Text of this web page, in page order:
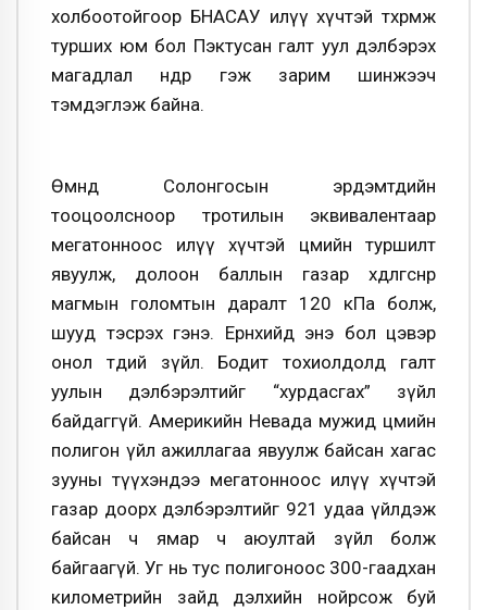
холбоотойгоор БНАСАУ илүү хүчтэй төхөөрөмж
турших юм бол Пэктусан галт уул дэлбэрэх
магадлал өндөр гэж зарим шинжээч
тэмдэглэж байна.
Өмнөд Солонгосын эрдэмтдийн
тооцоолсноор тротилын эквивалентаар
мегатонноос илүү хүчтэй цөмийн туршилт
явуулж, долоон баллын газар хөдөлгөснөөр
магмын голомтын даралт 120 кПа болж,
шууд тэсрэх гэнэ. Ерөнхийдөө энэ бол цэвэр
онол төдий зүйл. Бодит тохиолдолд галт
уулын дэлбэрэлтийг “хурдасгах” зүйл
байдаггүй. Америкийн Невада мужид цөмийн
полигон үйл ажиллагаа явуулж байсан хагас
зууны түүхэндээ мегатонноос илүү хүчтэй
газар доорх дэлбэрэлтийг 921 удаа үйлдэж
байсан ч ямар ч аюултай зүйл болж
байгаагүй. Уг нь тус полигоноос 300-гаадхан
километрийн зайд дэлхийн нойрсож буй